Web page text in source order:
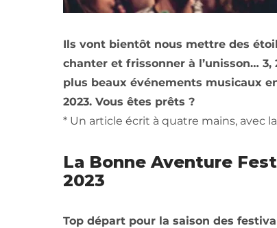
Ils vont bientôt nous mettre des
chanter et frissonner à l’unisson… 3,
plus beaux événements musicaux
2023. Vous êtes prêts ?
* Un article écrit à quatre mains, avec
La Bonne Aventure
2023
Top départ pour la saison des